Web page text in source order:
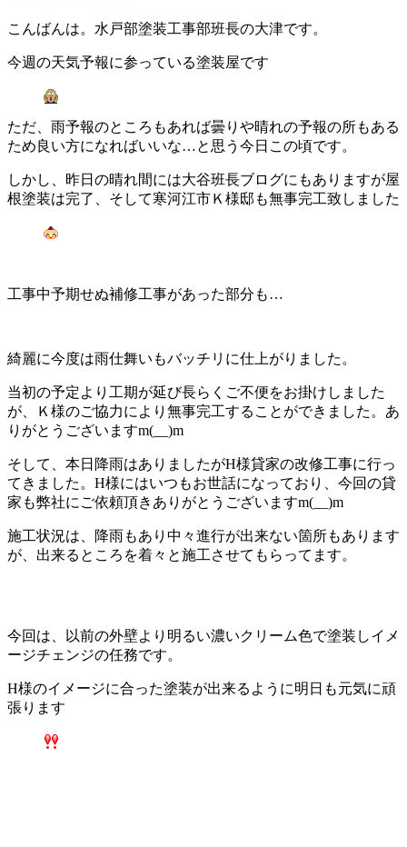
こんばんは。水戸部塗装工事部班長の大津です。
今週の天気予報に参っている塗装屋です
ただ、雨予報のところもあれば曇りや晴れの予報の所もある
ため良い方になればいいな…と思う今日この頃です。
しかし、昨日の晴れ間には大谷班長ブログにもありますが屋
根塗装は完了、そして寒河江市Ｋ様邸も無事完工致しました
工事中予期せぬ補修工事があった部分も…
綺麗に今度は雨仕舞いもバッチリに仕上がりました。
当初の予定より工期が延び長らくご不便をお掛けしました
が、Ｋ様のご協力により無事完工することができました。あ
りがとうございますm(__)m
そして、本日降雨はありましたがH様貸家の改修工事に行っ
てきました。H様にはいつもお世話になっており、今回の貸
家も弊社にご依頼頂きありがとうございますm(__)m
施工状況は、降雨もあり中々進行が出来ない箇所もあります
が、出来るところを着々と施工させてもらってます。
今回は、以前の外壁より明るい濃いクリーム色で塗装しイメ
ージチェンジの任務です。
H様のイメージに合った塗装が出来るように明日も元気に頑
張ります